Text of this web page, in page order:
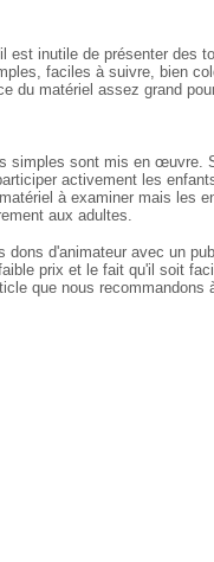
inutile de présenter des
faciles à suivre, bien
du matériel assez grand
simples sont mis en œuvre.
activement les
à examiner mais les
aux adultes.
d'animateur avec un
prix et le fait qu'il soit
que nous recommandons